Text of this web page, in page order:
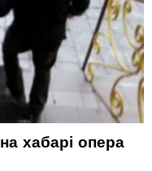
хабарі опера